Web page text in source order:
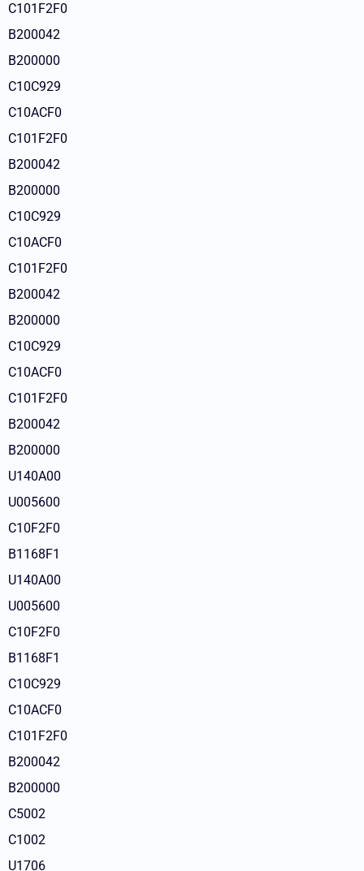
C101F2F0
B200042
B200000
C10C929
C10ACF0
C101F2F0
B200042
B200000
C10C929
C10ACF0
C101F2F0
B200042
B200000
C10C929
C10ACF0
C101F2F0
B200042
B200000
U140A00
U005600
C10F2F0
B1168F1
U140A00
U005600
C10F2F0
B1168F1
C10C929
C10ACF0
C101F2F0
B200042
B200000
C5002
C1002
U1706